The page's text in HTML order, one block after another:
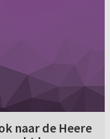
naar de Heere